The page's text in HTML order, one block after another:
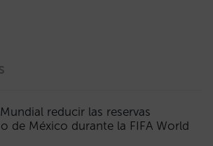
reducir las reservas
de México durante la FIFA World